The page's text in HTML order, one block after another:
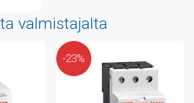
valmistajalta
-23%